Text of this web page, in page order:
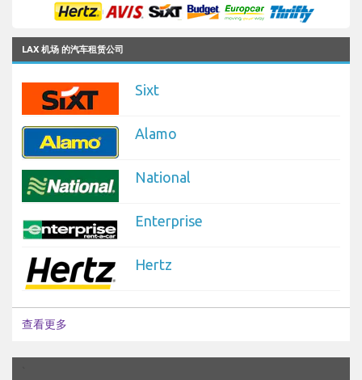
LAX 机场 的汽车租赁公司
Sixt
Alamo
National
Enterprise
Hertz
查看更多